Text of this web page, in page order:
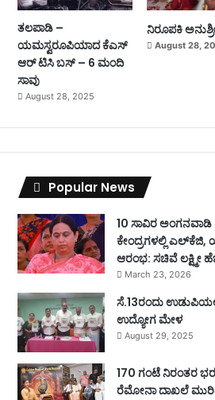
ತಲಪಾಡಿ –
ಯಮಸ್ವರೂಪಿಯಾದ ಕೆಎಸ್
ಆರ್ ಟಿಸಿ ಬಸ್ – 6 ಮಂದಿ
ಸಾವು
August 28, 2025
ನಿರೂಪಕಿ
August 28,
Popular News
10 ಸಾವಿರ ಅಂಗನವಾಡಿ
ಕೇಂದ್ರಗಳಲ್ಲಿ ಎಲ್‌ಕೆಜಿ,
ಆರಂಭ: ಸಚಿವೆ ಲಕ್ಷ್ಮೀ
March 23, 2026
ಸೆ.13ರಂದು
ಉದ್ಯೋಗ ಮೇಳ
August 29, 2025
170 ಗಂಟೆ ನಿರಂತರ
ರೆಮೋನಾ ದಾಖಲೆ ಮುರಿದ